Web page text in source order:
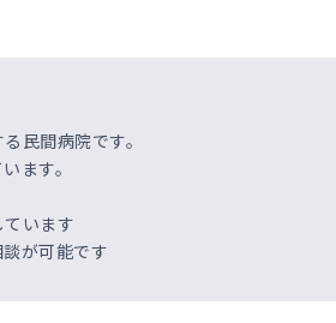
民間病院です。
ます。
います
が可能です